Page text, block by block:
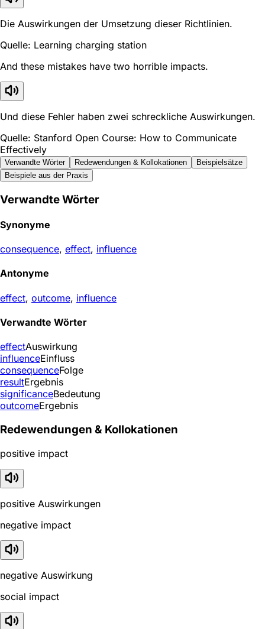
Die Auswirkungen der Umsetzung dieser Richtlinien.
Quelle: Learning charging station
And these mistakes have two horrible impacts.
Und diese Fehler haben zwei schreckliche Auswirkungen.
Quelle: Stanford Open Course: How to Communicate
Effectively
Verwandte Wörter Redewendungen & Kollokationen
Beispielsätze
Beispiele aus der Praxis
Verwandte Wörter
Synonyme
consequence, effect, influence
Antonyme
effect, outcome, influence
Verwandte Wörter
effectAuswirkung
influenceEinfluss
consequenceFolge
resultErgebnis
significanceBedeutung
outcomeErgebnis
Redewendungen & Kollokationen
positive impact
positive Auswirkungen
negative impact
negative Auswirkung
social impact